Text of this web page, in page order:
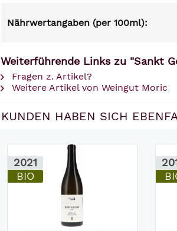
Nährwertangaben (per 100ml):
Weiterführende Links zu "Sankt
Fragen z. Artikel?
Weitere Artikel von Weingut Moric
KUNDEN HABEN SICH
2021
BIO